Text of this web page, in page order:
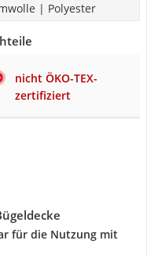
| Polyester
nicht ÖKO-TEX-
zertifiziert
für die Nutzung mit